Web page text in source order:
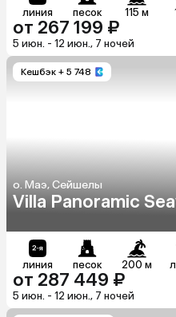
линия песок 115 м
от 267 199 ₽
5 июн. - 12 июн., 7 ночей
Кешбэк + 5 748
о. Маэ, Сейшелы
Villa Panoramic
линия песок 200 м
от 287 449 ₽
5 июн. - 12 июн., 7 ночей